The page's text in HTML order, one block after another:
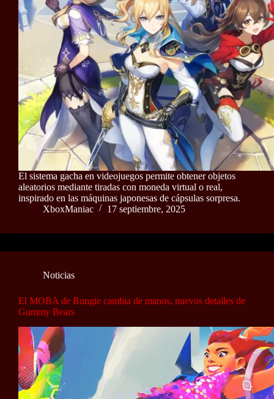
El sistema gacha en videojuegos permite obtener objetos
aleatorios mediante tiradas con moneda virtual o real,
inspirado en las máquinas japonesas de cápsulas sorpresa.
XboxManiac
17 septiembre, 2025
Noticias
El MOBA de Bungie cambia de manos, nuevos detalles de
Gummy Bears